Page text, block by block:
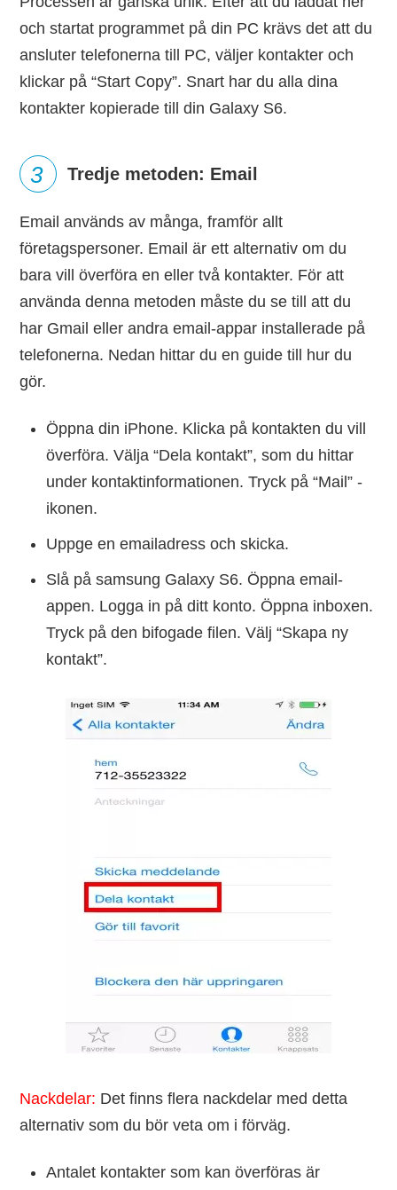
och startat programmet på din PC krävs det att du
ansluter telefonerna till PC, väljer kontakter och
klickar på “Start Copy”. Snart har du alla dina
kontakter kopierade till din Galaxy S6.
3 Tredje metoden: Email
Email används av många, framför allt
företagspersoner. Email är ett alternativ om du
bara vill överföra en eller två kontakter. För att
använda denna metoden måste du se till att du
har Gmail eller andra email-appar installerade på
telefonerna. Nedan hittar du en guide till hur du
gör.
Öppna din iPhone. Klicka på kontakten du vill
överföra. Välja “Dela kontakt”, som du hittar
under kontaktinformationen. Tryck på “Mail” -
ikonen.
Uppge en emailadress och skicka.
Slå på samsung Galaxy S6. Öppna email-
appen. Logga in på ditt konto. Öppna inboxen.
Tryck på den bifogade filen. Välj “Skapa ny
kontakt”.
Nackdelar: Det finns flera nackdelar med detta
alternativ som du bör veta om i förväg.
Antalet kontakter som kan överföras är